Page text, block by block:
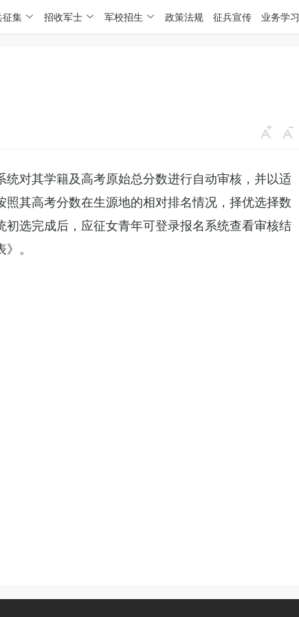
征集 招收军士 军校招生 政策法规 征兵宣传 业务学习
对其学籍及高考原始总分数进行自动审核，并以适
其高考分数在生源地的相对排名情况，择优选择数
选完成后，应征女青年可登录报名系统查看审核结
。